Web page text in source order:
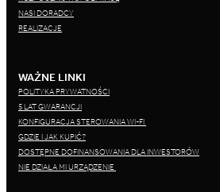
NASI DORADCY
REALIZACJE
WAŻNE LINKI
POLITYKA PRYWATNOŚCI
5 LAT GWARANCJI
KONFIGURACJA STEROWANIA WI-FI
GDZIE I JAK KUPIĆ?
DOSTĘPNE DOFINANSOWANIA DLA INWESTORÓW
NIE DZIAŁA MI URZĄDZENIE